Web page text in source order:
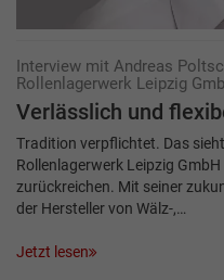
Interview mit Andreas
Rollenlagerwerk Leipzig
Verlässlich und
Tradition verpflichtet. Das
Rollenlagerwerk Leipzig
zurückreichen. Mit seiner
der Hersteller von Wälz-,…
Jetzt lesen